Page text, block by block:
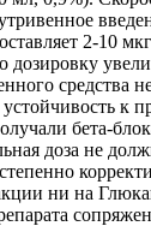
2-10
дозировку
средства
к
бета-
доза не
ни на